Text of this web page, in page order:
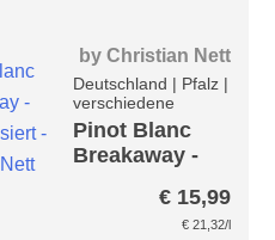
byChristian Nett
Deutschland | Pfalz |
verschiedene
Pinot Blanc
Breakaway -
€ 15,99
€ 21,32/l